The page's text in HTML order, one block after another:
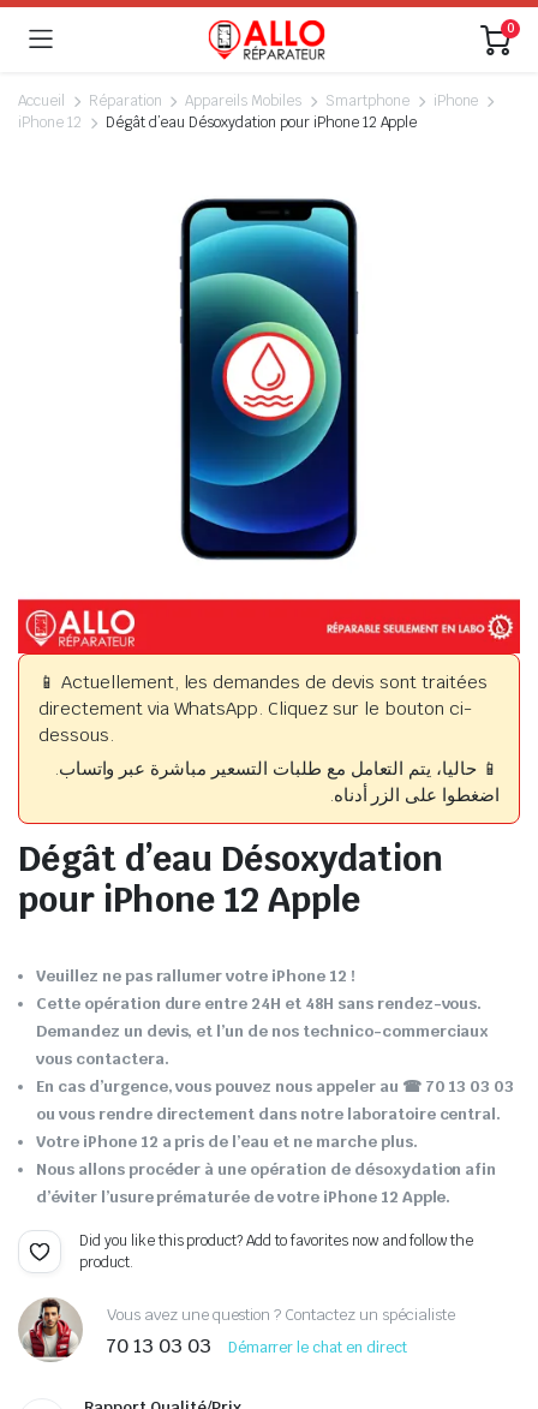
0
Accueil Réparation Appareils Mobiles Smartphone
iPhone
iPhone 12
Dégât d’eau Désoxydation pour iPhone 12 Apple
📱 Actuellement, les demandes de devis sont traitées
directement via WhatsApp. Cliquez sur le bouton ci-
dessous.
📱 حاليا، يتم التعامل مع طلبات التسعير مباشرة عبر واتساب.
اضغطوا على الزر أدناه.
Dégât d’eau Désoxydation
pour iPhone 12 Apple
Veuillez ne pas rallumer votre iPhone 12 !
Cette opération dure entre 24H et 48H sans rendez-vous.
Demandez un devis, et l’un de nos technico-commerciaux
vous contactera.
En cas d’urgence, vous pouvez nous appeler au ☎ 70 13 03 03
ou vous rendre directement dans notre laboratoire central.
Votre iPhone 12 a pris de l’eau et ne marche plus.
Nous allons procéder à une opération de désoxydation afin
d’éviter l’usure prématurée de votre iPhone 12 Apple.
Did you like this product? Add to favorites now and follow the
product.
Vous avez une question ? Contactez un spécialiste
70 13 03 03 Démarrer le chat en direct